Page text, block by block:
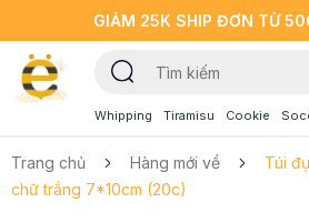
GIẢM 25K SHIP ĐƠN TỪ
Whipping Tiramisu Cookie
Trang chủ Hàng mới về
Túi
chữ trắng 7*10cm (20c)